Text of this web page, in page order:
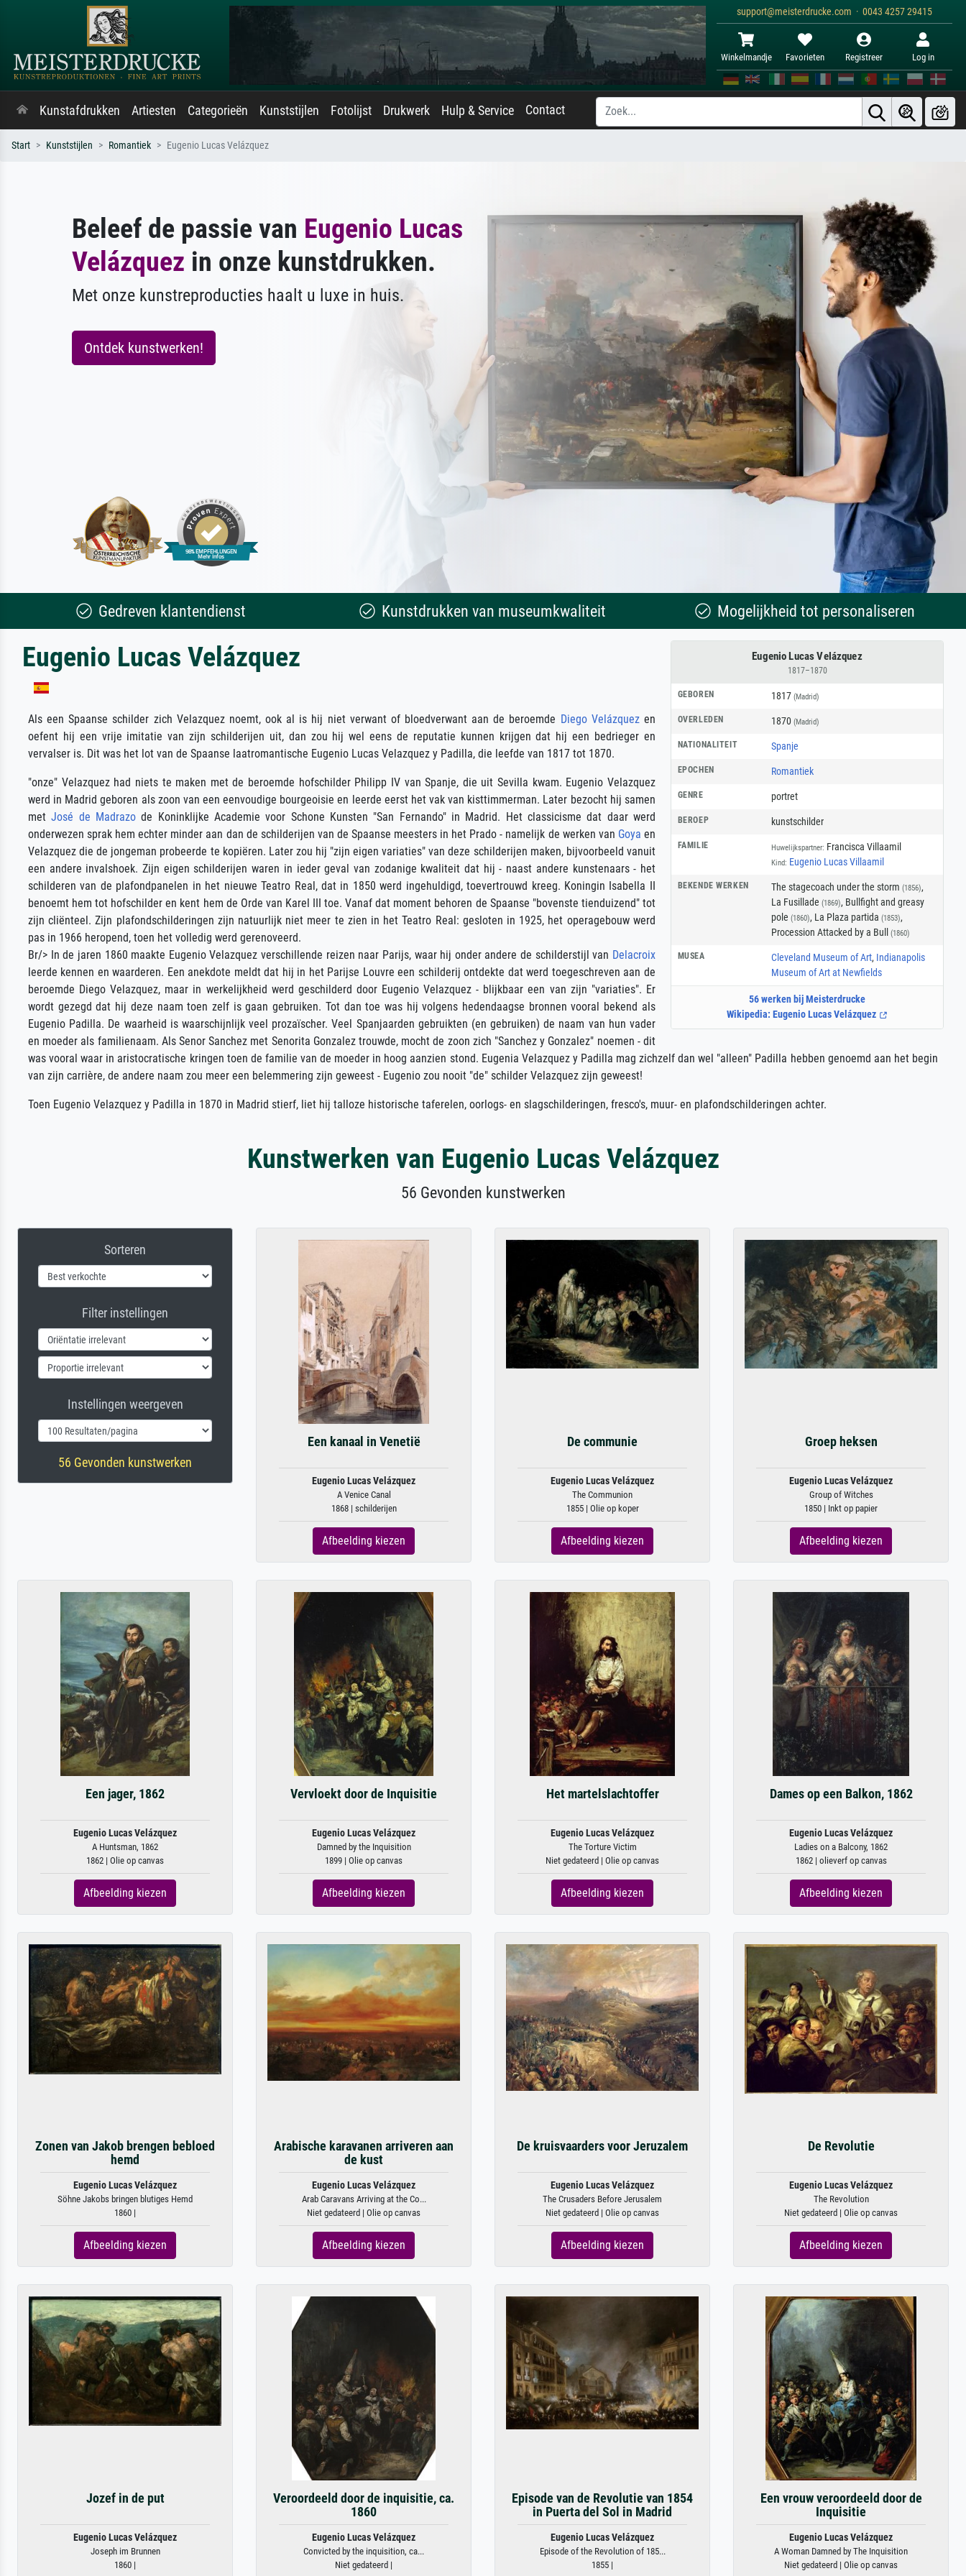
support@meisterdrucke.com · 0043 4257 29415
Winkelmandje Favorieten Registreer Log in
Kunstafdrukken Artiesten Categorieën Kunststijlen Fotolijst Drukwerk Hulp & Service Contact
Start Kunststijlen Romantiek Eugenio Lucas Velázquez
Beleef de passie van Eugenio Lucas
Velázquez in onze kunstdrukken.
Met onze kunstreproducties haalt u luxe in huis.
Ontdek kunstwerken!
Gedreven klantendienst Kunstdrukken van museumkwaliteit Mogelijkheid tot personaliseren
Eugenio Lucas Velázquez
1817–1870
GEBOREN 1817 (Madrid)
OVERLEDEN 1870 (Madrid)
NATIONALITEIT Spanje
EPOCHEN Romantiek
GENRE portret
BEROEP kunstschilder
FAMILIE Huwelijkspartner: Francisca Villaamil
Kind: Eugenio Lucas Villaamil
BEKENDE WERKEN The stagecoach under the storm (1856),
La Fusillade (1869), Bullfight and greasy
pole (1860), La Plaza partida (1853),
Procession Attacked by a Bull
(1860)
MUSEA Cleveland Museum of Art, Indianapolis
Museum of Art at Newfields
56 werken bij Meisterdrucke
Wikipedia: Eugenio Lucas Velázquez
Eugenio Lucas Velázquez
Als een Spaanse schilder zich Velazquez noemt, ook al is hij niet verwant of bloedverwant aan de beroemde Diego Velázquezen
oefent hij een vrije imitatie van zijn schilderijen uit, dan zou hij wel eens de reputatie kunnen krijgen dat hij een bedrieger en
vervalser is. Dit was het lot van de Spaanse laatromantische Eugenio Lucas Velazquez y Padilla, die leefde van 1817 tot 1870.
"onze" Velazquez had niets te maken met de beroemde hofschilder Philipp IV van Spanje, die uit Sevilla kwam. Eugenio Velazquez
werd in Madrid geboren als zoon van een eenvoudige bourgeoisie en leerde eerst het vak van kisttimmerman. Later bezocht hij samen
metJosé de Madrazode Koninklijke Academie voor Schone Kunsten "San Fernando" in Madrid. Het classicisme dat daar werd
onderwezen sprak hem echter minder aan dan de schilderijen van de Spaanse meesters in het Prado - namelijk de werken van Goya en
Velazquez die de jongeman probeerde te kopiëren. Later zou hij "zijn eigen variaties" van deze schilderijen maken, bijvoorbeeld vanuit
een andere invalshoek. Zijn eigen schilderijen waren in ieder geval van zodanige kwaliteit dat hij - naast andere kunstenaars - het
schilderen van de plafondpanelen in het nieuwe Teatro Real, dat in 1850 werd ingehuldigd, toevertrouwd kreeg. Koningin Isabella II
benoemt hem tot hofschilder en kent hem de Orde van Karel III toe. Vanaf dat moment behoren de Spaanse "bovenste tienduizend" tot
zijn cliënteel. Zijn plafondschilderingen zijn natuurlijk niet meer te zien in het Teatro Real: gesloten in 1925, het operagebouw werd
pas in 1966 heropend, toen het volledig werd gerenoveerd.
Br/> In de jaren 1860 maakte Eugenio Velazquez verschillende reizen naar Parijs, waar hij onder andere de schilderstijl van Delacroix
leerde kennen en waarderen. Een anekdote meldt dat hij in het Parijse Louvre een schilderij ontdekte dat werd toegeschreven aan de
beroemde Diego Velazquez, maar in werkelijkheid werd geschilderd door Eugenio Velazquez - blijkbaar een van zijn "variaties". Er
wordt gezegd dat hij deze naam toen zelf is gaan gebruiken. Tot dan toe was hij volgens hedendaagse bronnen vooral bekend als
Eugenio Padilla. De waarheid is waarschijnlijk veel prozaïscher. Veel Spanjaarden gebruikten (en gebruiken) de naam van hun vader
en moeder als familienaam. Als Senor Sanchez met Senorita Gonzalez trouwde, mocht de zoon zich "Sanchez y Gonzalez" noemen - dit
was vooral waar in aristocratische kringen toen de familie van de moeder in hoog aanzien stond. Eugenia Velazquez y Padilla mag zichzelf dan wel "alleen" Padilla hebben genoemd aan het begin
van zijn carrière, de andere naam zou meer een belemmering zijn geweest - Eugenio zou nooit "de" schilder Velazquez zijn geweest!
Toen Eugenio Velazquez y Padilla in 1870 in Madrid stierf, liet hij talloze historische taferelen, oorlogs- en slagschilderingen, fresco's, muur- en plafondschilderingen achter.
Kunstwerken van Eugenio Lucas Velázquez
56 Gevonden kunstwerken
Sorteren
Filter instellingen
Instellingen weergeven
56 Gevonden kunstwerken
Een kanaal in Venetië
Eugenio Lucas Velázquez
A Venice Canal
1868 | schilderijen
Afbeelding kiezen
De communie
Eugenio Lucas Velázquez
The Communion
1855 | Olie op koper
Afbeelding kiezen
Groep heksen
Eugenio Lucas Velázquez
Group of Witches
1850 | Inkt op papier
Afbeelding kiezen
Een jager, 1862
Eugenio Lucas Velázquez
A Huntsman, 1862
1862 | Olie op canvas
Afbeelding kiezen
Vervloekt door de Inquisitie
Eugenio Lucas Velázquez
Damned by the Inquisition
1899 | Olie op canvas
Afbeelding kiezen
Het martelslachtoffer
Eugenio Lucas Velázquez
The Torture Victim
Niet gedateerd | Olie op canvas
Afbeelding kiezen
Dames op een Balkon, 1862
Eugenio Lucas Velázquez
Ladies on a Balcony, 1862
1862 | olieverf op canvas
Afbeelding kiezen
Zonen van Jakob brengen bebloed
hemd
Eugenio Lucas Velázquez
Söhne Jakobs bringen blutiges Hemd
1860 |
Afbeelding kiezen
Arabische karavanen arriveren aan
de kust
Eugenio Lucas Velázquez
Arab Caravans Arriving at the Co...
Niet gedateerd | Olie op canvas
Afbeelding kiezen
De kruisvaarders voor Jeruzalem
Eugenio Lucas Velázquez
The Crusaders Before Jerusalem
Niet gedateerd | Olie op canvas
Afbeelding kiezen
De Revolutie
Eugenio Lucas Velázquez
The Revolution
Niet gedateerd | Olie op canvas
Afbeelding kiezen
Jozef in de put
Eugenio Lucas Velázquez
Joseph im Brunnen
1860 |
Veroordeeld door de inquisitie, ca.
1860
Eugenio Lucas Velázquez
Convicted by the inquisition, ca...
Niet gedateerd |
Episode van de Revolutie van 1854
in Puerta del Sol in Madrid
Eugenio Lucas Velázquez
Episode of the Revolution of 185...
1855 |
Een vrouw veroordeeld door de
Inquisitie
Eugenio Lucas Velázquez
A Woman Damned by The Inquisition
Niet gedateerd | Olie op canvas